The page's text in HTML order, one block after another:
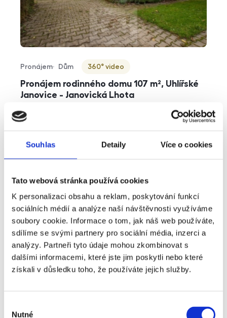
Souhlas Detaily Více o cookies
Tato webová stránka používá cookies
K personalizaci obsahu a reklam, poskytování funkcí
sociálních médií a analýze naší návštěvnosti využíváme
soubory cookie. Informace o tom, jak náš web používáte,
sdílíme se svými partnery pro sociální média, inzerci a
analýzy. Partneři tyto údaje mohou zkombinovat s
dalšími informacemi, které jste jim poskytli nebo které
získali v důsledku toho, že používáte jejich služby.
Nutné
Pronájem rodinného domu 107 m², Uhlířské
Janovice - Janovická Lhota
Typ nabídky
Pronájem
Typ nemovitosti
Dům
Virtuální prohlídka
360° video
rozměry
dispozice
Rodinný